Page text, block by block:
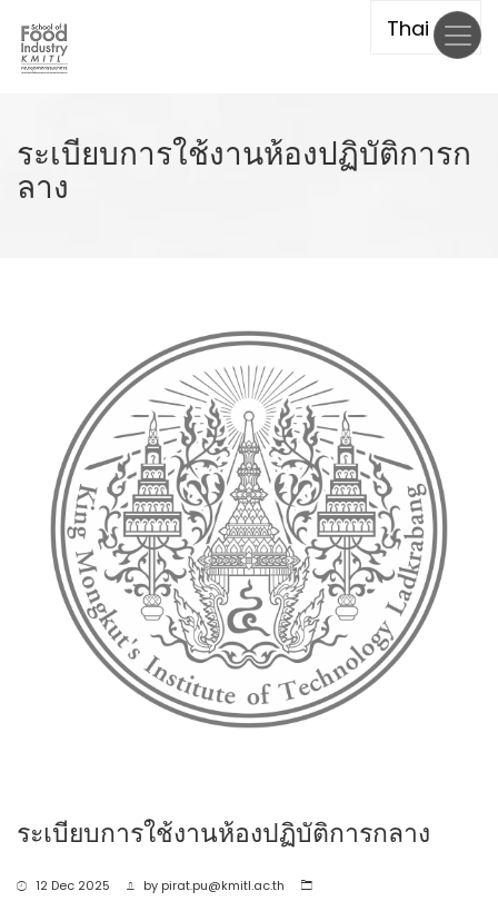
Skip
main
ระเบียบการใช้งานห้องปฏิบัติการก
ลาง
ระเบียบการใช้งานห้องปฏิบัติการกลาง
12 Dec 2025 by pirat.pu@kmitl.ac.th